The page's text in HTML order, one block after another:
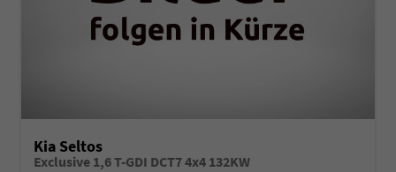
Kia Seltos
Exclusive 1,6 T-GDI DCT7 4x4 132KW